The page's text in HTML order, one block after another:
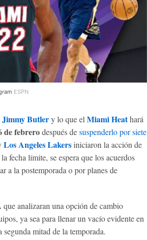
ESPN
Jimmy Butlery lo que elMiami Heathará
de febrerodespués desuspenderlo por siete
Los Angeles Lakersiniciaron la acción de
fecha límite, se espera que los acuerdos
a la postemporada o por planes de
analizaran una opción de cambio
ya sea para llenar un vacío evidente en
mitad de la temporada.